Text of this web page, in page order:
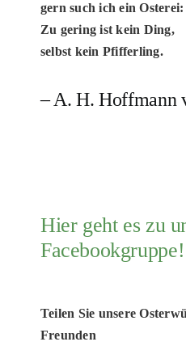
gern such ich ein Osterei:
Zu gering ist kein Ding,
selbst kein Pfifferling.
– A. H. Hoffmann
Hier geht es zu
Facebookgruppe!
Teilen Sie unsere
Freunden